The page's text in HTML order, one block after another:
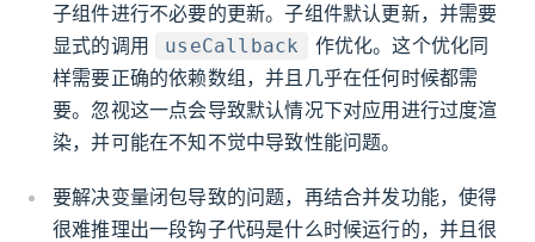
子组件进行不必要的更新。子组件默认更新，并需要
显式的调用
useCallback
作优化。这个优化同
样需要正确的依赖数组，并且几乎在任何时候都需
要。忽视这一点会导致默认情况下对应用进行过度渲
染，并可能在不知不觉中导致性能问题。
要解决变量闭包导致的问题，再结合并发功能，使得
很难推理出一段钩子代码是什么时候运行的，并且很